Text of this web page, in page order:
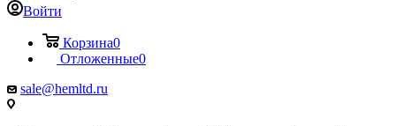
Войти
Корзина0
Отложенные0
sale@hemltd.ru